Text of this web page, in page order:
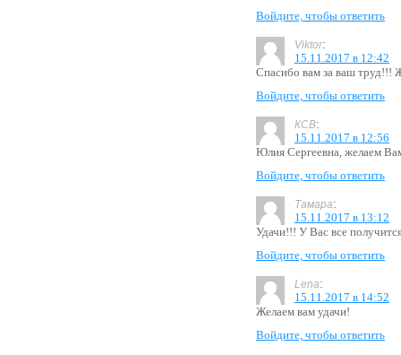
Войдите, чтобы ответить
Viktor:
15.11.2017 в 12:42
Спасибо вам за ваш
Войдите, чтобы ответить
КСВ:
15.11.2017 в 12:56
Юлия Сергеевна, желаем
Войдите, чтобы ответить
Тамара:
15.11.2017 в 13:12
Удачи!!! У Вас все
Войдите, чтобы ответить
Lena:
15.11.2017 в 14:52
Желаем вам удачи!
Войдите, чтобы ответить